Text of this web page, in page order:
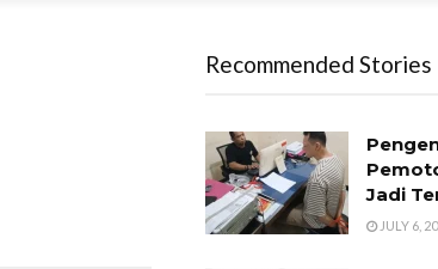
Recommended Stories
Jadi
JULY 6,